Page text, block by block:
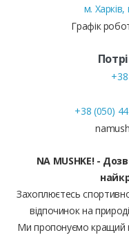
м.
Графік
+38 (050)
NA MUSHKE! -
Захоплюєтесь
відпочинок на
Ми пропонуємо кращий